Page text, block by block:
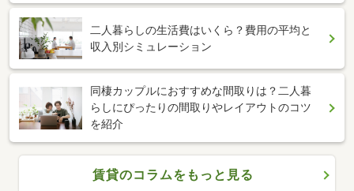
二人暮らしの生活費はいくら？費用の平均と
収入別シミュレーション
同棲カップルにおすすめな間取りは？二人暮
らしにぴったりの間取りやレイアウトのコツ
を紹介
賃貸のコラムをもっと見る